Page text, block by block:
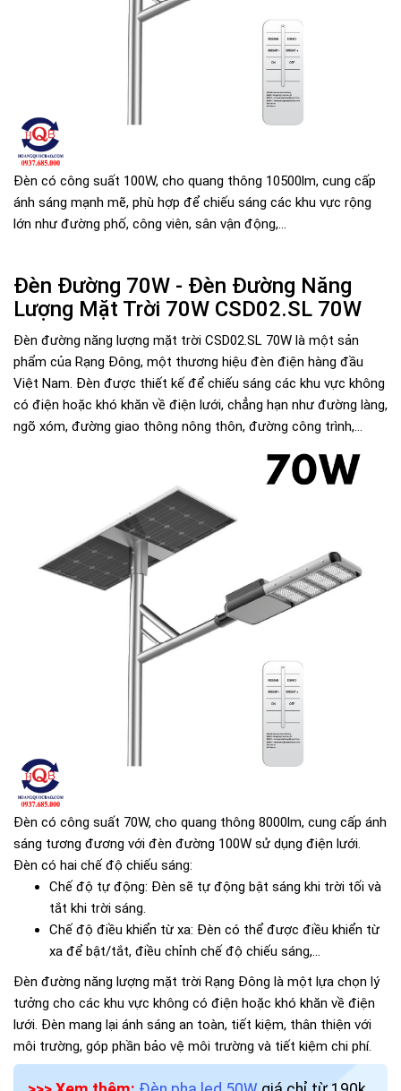
Đèn có công suất 100W, cho quang thông 10500lm, cung cấp
ánh sáng mạnh mẽ, phù hợp để chiếu sáng các khu vực rộng
lớn như đường phố, công viên, sân vận động,...
Đèn Đường 70W - Đèn Đường Năng
Lượng Mặt Trời 70W CSD02.SL 70W
Đèn đường năng lượng mặt trời CSD02.SL 70W là một sản
phẩm của Rạng Đông, một thương hiệu đèn điện hàng đầu
Việt Nam. Đèn được thiết kế để chiếu sáng các khu vực không
có điện hoặc khó khăn về điện lưới, chẳng hạn như đường làng,
ngõ xóm, đường giao thông nông thôn, đường công trình,...
Đèn có công suất 70W, cho quang thông 8000lm, cung cấp ánh
sáng tương đương với đèn đường 100W sử dụng điện lưới.
Đèn có hai chế độ chiếu sáng:
Chế độ tự động: Đèn sẽ tự động bật sáng khi trời tối và
tắt khi trời sáng.
Chế độ điều khiển từ xa: Đèn có thể được điều khiển từ
xa để bật/tắt, điều chỉnh chế độ chiếu sáng,...
Đèn đường năng lượng mặt trời Rạng Đông là một lựa chọn lý
tưởng cho các khu vực không có điện hoặc khó khăn về điện
lưới. Đèn mang lại ánh sáng an toàn, tiết kiệm, thân thiện với
môi trường, góp phần bảo vệ môi trường và tiết kiệm chi phí.